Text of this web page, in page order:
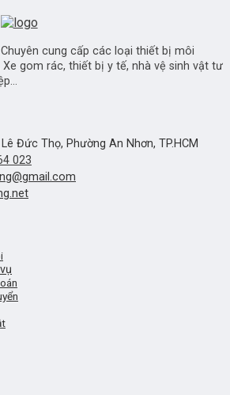
Chuyên cung cấp các loại thiết bị môi
gom rác, thiết bị y tế, nhà vệ sinh vật tư
Đức Thọ, Phường An Nhơn, TP.HCM
023